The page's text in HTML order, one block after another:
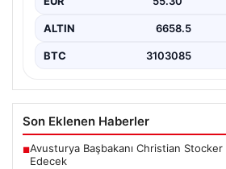
ALTIN 6658.5
BTC 3103085
Son Eklenen Haberler
■Avusturya Başbakanı Christian Stocker
Edecek